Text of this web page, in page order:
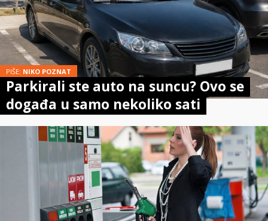
PIŠE: NIKO POZNAT
Parkirali ste auto na suncu? Ovo se
događa u samo nekoliko sati